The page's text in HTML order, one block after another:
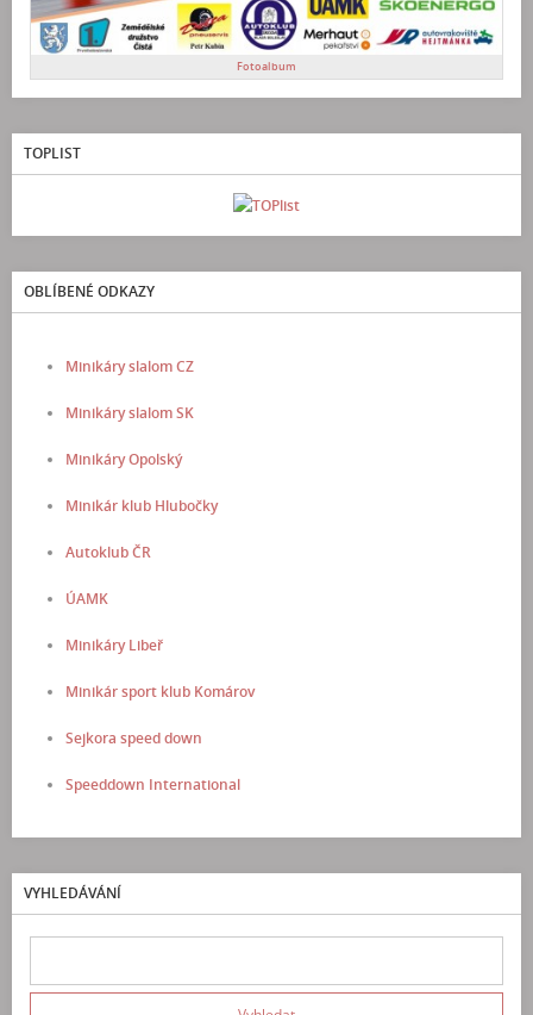
Fotoalbum
TOPLIST
OBLÍBENÉ ODKAZY
Minikáry slalom CZ
Minikáry slalom SK
Minikáry Opolský
Minikár klub Hlubočky
Autoklub ČR
ÚAMK
Minikáry Libeř
Minikár sport klub Komárov
Sejkora speed down
Speeddown International
VYHLEDÁVÁNÍ